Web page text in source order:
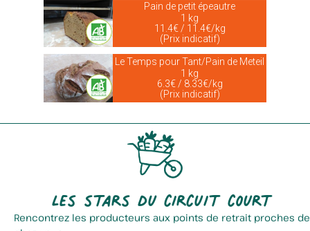
Pain de petit épeautre
1 kg
11.4€ / 11.4€/kg
(Prix indicatif)
Le Temps pour Tant/Pain de Meteil
1 kg
6.3€ / 8.33€/kg
(Prix indicatif)
Les stars du circuit court
Rencontrez les producteurs aux points de retrait proches de